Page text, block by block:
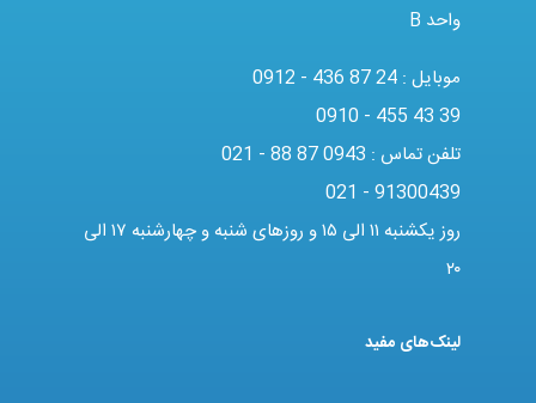
واحد B
موبایل : 0912 - 436 87 24
0910 - 455 43 39
تلفن تماس : 021 - 88 87 0943
021 - 91300439
روز یکشنبه ۱۱ الی ۱۵ و روزهای شنبه و چهارشنبه ۱۷ الی
۲۰
لینک‌های مفید